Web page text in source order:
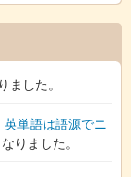
した。
単語は語源でニ
りました。